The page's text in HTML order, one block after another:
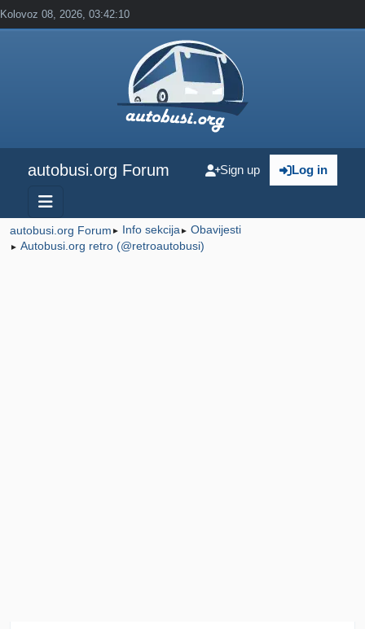
Kolovoz 08, 2026, 03:42:10
autobusi.org Forum Log in
Sign up
autobusi.org Forum ► Info sekcija ► Obavijesti
► Autobusi.org retro (@retroautobusi)